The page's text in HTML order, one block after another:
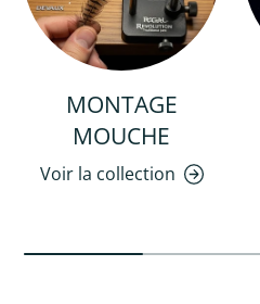
MONTAGE
MOUCHE
Voir la collection